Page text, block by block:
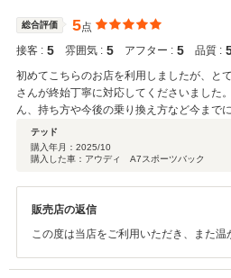
総合評価 5点
接客 : 5 雰囲気 : 5 アフター : 5 品質 :
初めてこちらのお店を利用しましたが、と
さんが終始丁寧に対応してくださいました。 担当の方は車の知識はもちろ
ん、持ち方や今後の乗り換え方など今まで
ても安心して購入できました。 新しい車を探している方や、はじめてディー
ラーを利用する方にも自信を持っておすす
テッド
購入年月： 2025/10
購入した車：アウディ A7スポーツバック
販売店の返信
この度は当店をご利用いただき、また
フの対応にご安心いただけたとのこと